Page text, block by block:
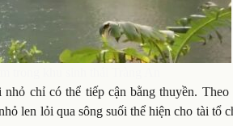
chỉ có thể tiếp cận bằng thuyền. Theo
len lỏi qua sông suối thể hiện cho tài tổ